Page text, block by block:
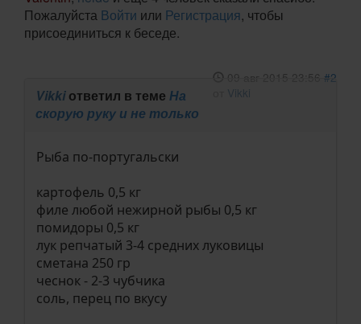
Пожалуйста Войти или Регистрация, чтобы
присоединиться к беседе.
09 авг 2015 23:56 #2
Vikki
Vikkiответил в теме На
скорую руку и не только
Рыба по-португальски
картофель 0,5 кг
филе любой нежирной рыбы 0,5 кг
помидоры 0,5 кг
лук репчатый 3-4 средних луковицы
сметана 250 гр
чеснок - 2-3 чубчика
соль, перец по вкусу